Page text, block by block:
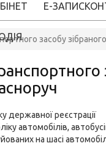
Е-ЗАПИС
засобу
державної реєстрації
автомобілів,
на шасі